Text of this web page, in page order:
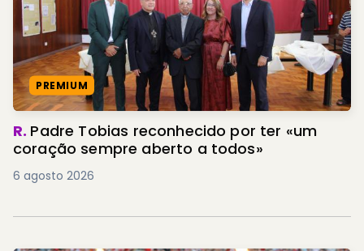
PREMIUM
R. Padre Tobias reconhecido por ter «um
coração sempre aberto a todos»
6 agosto 2026